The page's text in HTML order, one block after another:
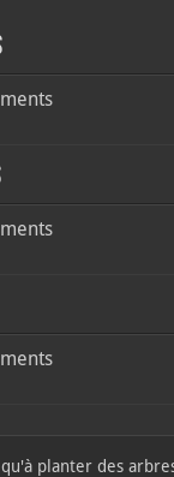
planter des